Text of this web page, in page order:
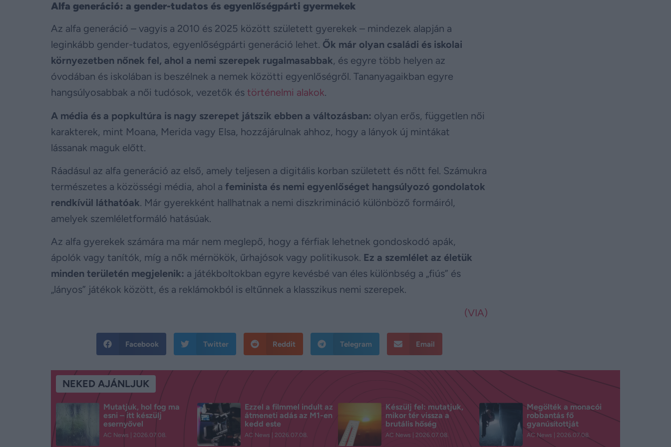
Alfa generáció: a gender-tudatos és egyenlőségpárti gyermekek
Az alfa generáció – vagyis a 2010 és 2025 között született gyerekek – mindezek alapján a
leginkább gender-tudatos, egyenlőségpárti generáció lehet. Ők már olyan családi és iskolai
környezetben nőnek fel, ahol a nemi szerepek rugalmasabbak, és egyre több helyen az
óvodában és iskolában is beszélnek a nemek közötti egyenlőségről. Tananyagaikban egyre
hangsúlyosabbak a női tudósok, vezetők és történelmi alakok.
A média és a popkultúra is nagy szerepet játszik ebben a változásban: olyan erős, független női
karakterek, mint Moana, Merida vagy Elsa, hozzájárulnak ahhoz, hogy a lányok új mintákat
lássanak maguk előtt.
Ráadásul az alfa generáció az első, amely teljesen a digitális korban született és nőtt fel. Számukra
természetes a közösségi média, ahol a feminista és nemi egyenlőséget hangsúlyozó gondolatok
rendkívül láthatóak. Már gyerekként hallhatnak a nemi diszkrimináció különböző formáiról,
amelyek szemléletformáló hatásúak.
Az alfa gyerekek számára ma már nem meglepő, hogy a férfiak lehetnek gondoskodó apák,
ápolók vagy tanítók, míg a nők mérnökök, űrhajósok vagy politikusok. Ez a szemlélet az életük
minden területén megjelenik: a játékboltokban egyre kevésbé van éles különbség a „fiús” és
„lányos” játékok között, és a reklámokból is eltűnnek a klasszikus nemi szerepek.
(VIA)
Facebook Twitter Reddit Telegram Email
NEKED AJÁNLJUK
Mutatjuk, hol fog ma
esni – itt készülj
esernyővel
AC News 2026.07.08.
Ezzel a filmmel indult az
átmeneti adás az M1-en
kedd este
AC News 2026.07.08.
Készülj fel: mutatjuk,
mikor tér vissza a
brutális hőség
AC News 2026.07.08.
Megölték a monacói
robbantás fő
gyanúsítottját
AC News 2026.07.08.